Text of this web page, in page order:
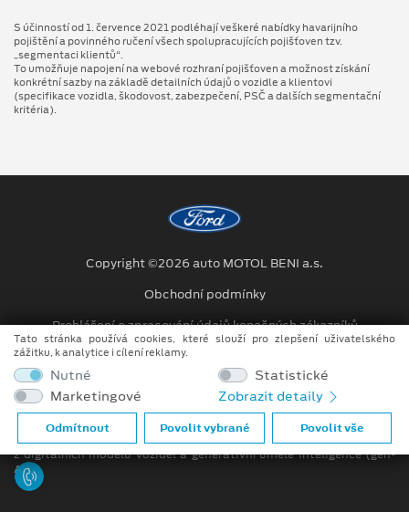
S účinností od 1. července 2021 podléhají veškeré nabídky havarijního
pojištění a povinného ručení všech spolupracujících pojišťoven tzv.
„segmentaci klientů“.
To umožňuje napojení na webové rozhraní pojišťoven a možnost získání
konkrétní sazby na základě detailních údajů o vozidle a klientovi
(specifikace vozidla, škodovost, zabezpečení, PSČ a dalších segmentační
kritéria).
Copyright ©2026 auto MOTOL BENI a.s.
Obchodní podmínky
Prohlášení o zpracování údajů konečných zákazníků
Kariéra
Projekty
Při tvorbě videí a obrázků na tomto webu je využíváno kombinace
tradičních fotografií či videí, počítačem generovaných snímků (CGI)
z digitálních modelů vozidel a generativní umělé inteligence (gen-
AI).
Tato stránka používá cookies, které slouží pro zlepšení uživatelského
zážitku, k analytice i cílení reklamy.
Nutné
Statistické
Marketingové
Zobrazit detaily
Odmítnout Povolit vybrané Povolit vše